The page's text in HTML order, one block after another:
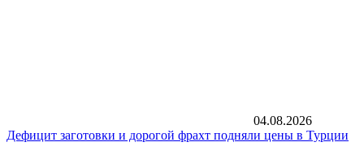
04.08.2026
Дефицит заготовки и дорогой фрахт подняли цены в Турции